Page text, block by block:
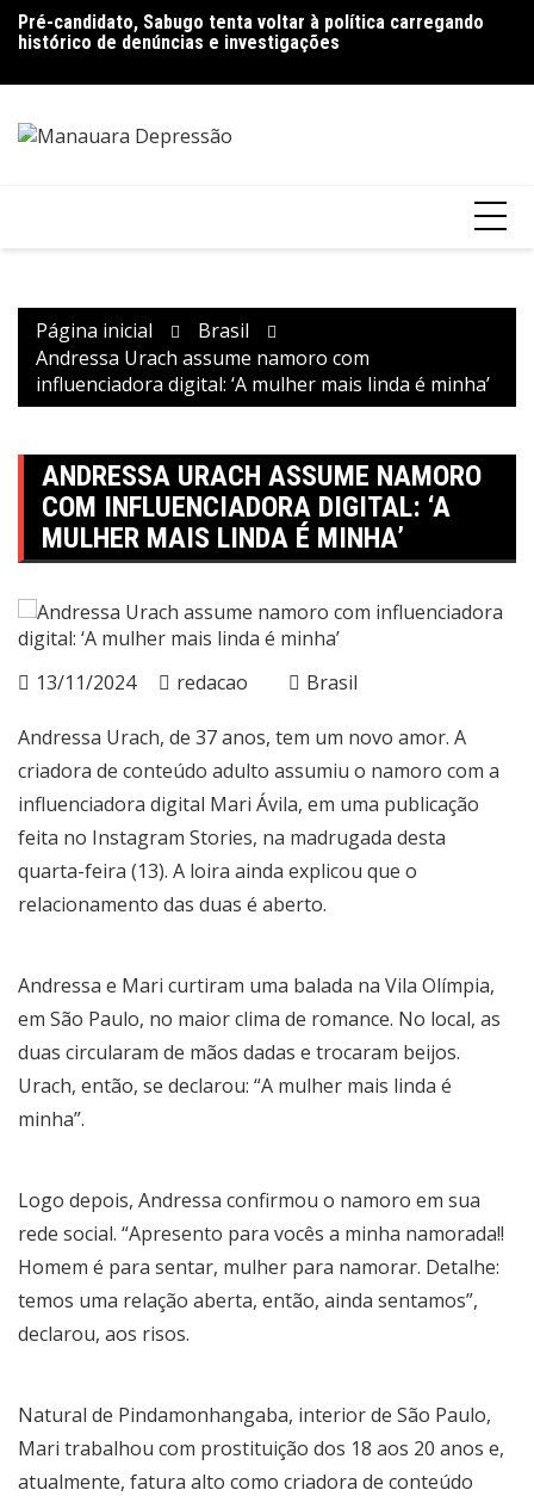
para
conteúdo
Pré-candidato, Sabugo tenta voltar à política carregando
histórico de denúncias e investigações
Bolsonaro pede ao STF para receber os filhos no Dia dos
Pais
Página inicial
Brasil
Andressa Urach assume namoro com
influenciadora digital: ‘A mulher mais linda é minha’
ANDRESSA URACH ASSUME NAMORO
COM INFLUENCIADORA DIGITAL: ‘A
MULHER MAIS LINDA É MINHA’
13/11/2024 redacao Brasil
Andressa Urach, de 37 anos, tem um novo amor. A
criadora de conteúdo adulto assumiu o namoro com a
influenciadora digital Mari Ávila, em uma publicação
feita no Instagram Stories, na madrugada desta
quarta-feira (13). A loira ainda explicou que o
relacionamento das duas é aberto.
Andressa e Mari curtiram uma balada na Vila Olímpia,
em São Paulo, no maior clima de romance. No local, as
duas circularam de mãos dadas e trocaram beijos.
Urach, então, se declarou: “A mulher mais linda é
minha”.
Logo depois, Andressa confirmou o namoro em sua
rede social. “Apresento para vocês a minha namorada!!
Homem é para sentar, mulher para namorar. Detalhe:
temos uma relação aberta, então, ainda sentamos”,
declarou, aos risos.
Natural de Pindamonhangaba, interior de São Paulo,
Mari trabalhou com prostituição dos 18 aos 20 anos e,
atualmente, fatura alto como criadora de conteúdo